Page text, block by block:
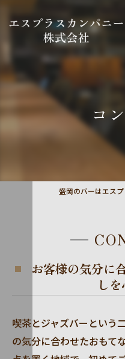
コ
盛岡のバーはエス
お客様の気分に
し
喫茶とジャズバーという
の気分に合わせたおもて